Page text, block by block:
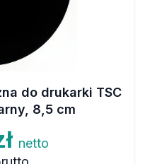
do drukarki TSC
8,5 cm
netto